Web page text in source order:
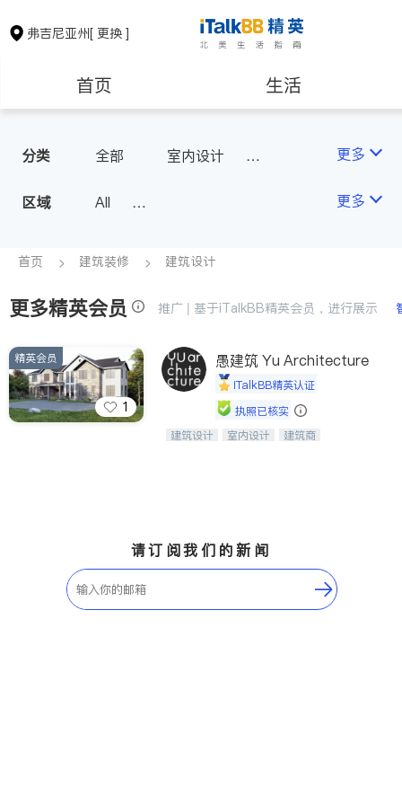
弗吉尼亚州[ 更换 ]
首页 生活
保险理财
银行贷款
建筑装修 教育
养老 非盈利组织
分类 全部
室内设计
室内装修
更多
区域
All
C.)
Roanoke & Lynchburg
更多
首页 建筑装修 建筑设计
更多精英会员 推广 | 基于iTalkBB精英会员，进行展示
1
精英会员 愚建筑 Yu Architecture
iTalkBB精英认证
执照已核实
DMV地区建筑设计公司
建筑设计 室内设计
建筑商
请订阅我们的新闻